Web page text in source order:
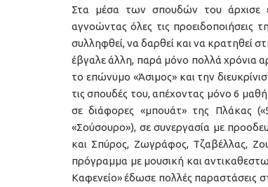
Στα μέσα των σπουδών του άρχισε
αγνοώντας όλες τις προειδοποιήσεις
συλληφθεί, να δαρθεί και να κρατηθεί
έβγαλε άλλη, παρά μόνο πολλά χρόνια
το επώνυμο «Άσιμος» και την
τις σπουδές του, απέχοντας μόνο 6
σε διάφορες «μπουάτ» της Πλάκας
«Σούσουρο»), σε συνεργασία με
και Σπύρος, Ζωγράφος, Τζαβέλλας,
πρόγραμμα με μουσική και
Καφενείο» έδωσε πολλές παραστάσεις